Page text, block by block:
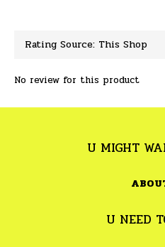
No review for this product
U MIGHT
U NEED